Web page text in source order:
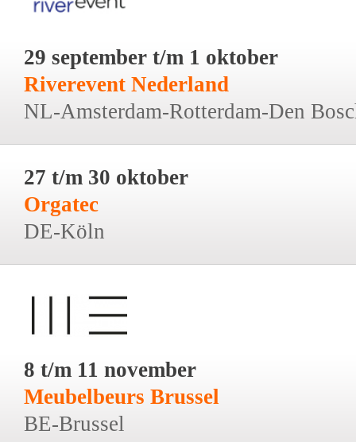
29 september t/m 1 oktober
Riverevent Nederland
NL-Amsterdam-Rotterdam-Den
27 t/m 30 oktober
Orgatec
DE-Köln
8 t/m 11 november
Meubelbeurs Brussel
BE-Brussel